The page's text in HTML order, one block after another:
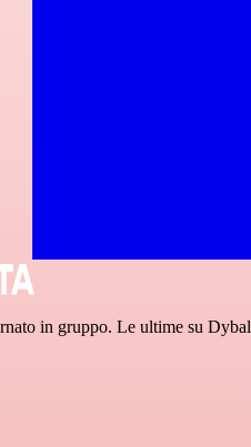
in gruppo. Le ultime su